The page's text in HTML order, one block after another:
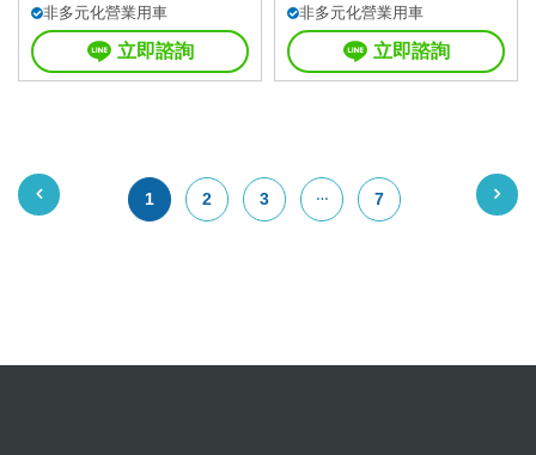
非多元化營業用車
立即諮詢
非多元化營業用車
立即諮詢
1 2 3 7